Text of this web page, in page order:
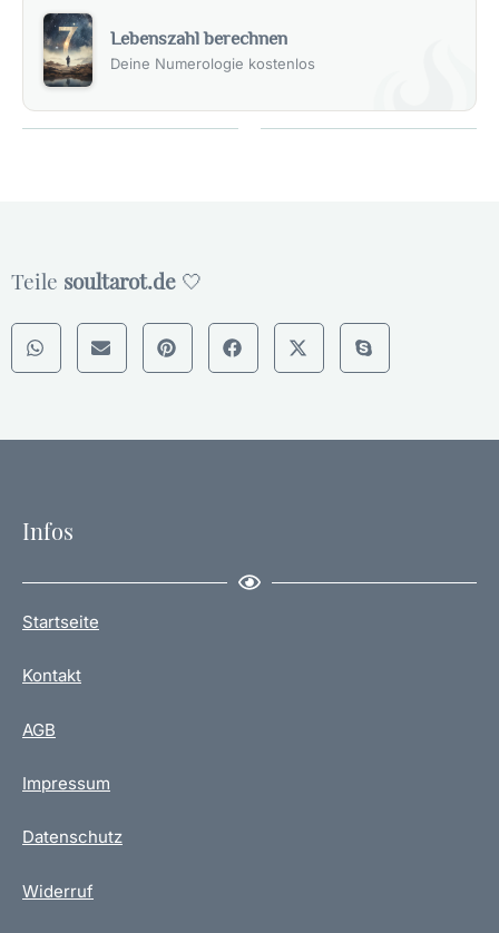
Lebenszahl berechnen
Deine Numerologie kostenlos
Teile soultarot.de 🤍
Infos
Startseite
Kontakt
AGB
Impressum
Datenschutz
Widerruf